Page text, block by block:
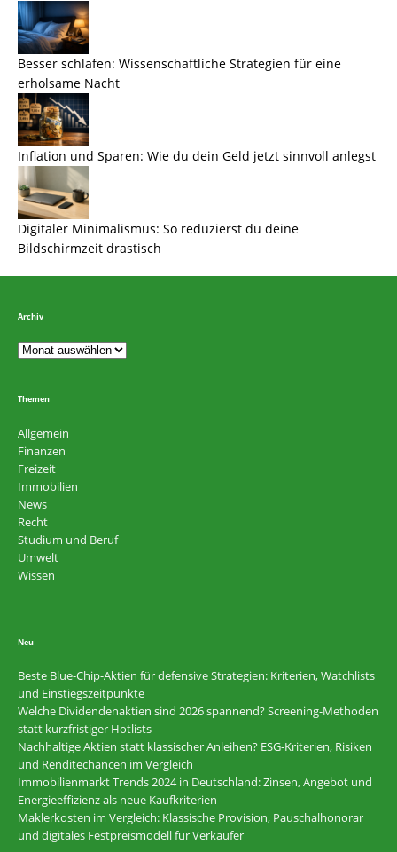
Besser schlafen: Wissenschaftliche Strategien für eine
erholsame Nacht
Inflation und Sparen: Wie du dein Geld jetzt sinnvoll anlegst
Digitaler Minimalismus: So reduzierst du deine
Bildschirmzeit drastisch
Archiv
Themen
Allgemein
Finanzen
Freizeit
Immobilien
News
Recht
Studium und Beruf
Umwelt
Wissen
Neu
Beste Blue-Chip-Aktien für defensive Strategien: Kriterien, Watchlists
und Einstiegszeitpunkte
Welche Dividendenaktien sind 2026 spannend? Screening-Methoden
statt kurzfristiger Hotlists
Nachhaltige Aktien statt klassischer Anleihen? ESG-Kriterien, Risiken
und Renditechancen im Vergleich
Immobilienmarkt Trends 2024 in Deutschland: Zinsen, Angebot und
Energieeffizienz als neue Kaufkriterien
Maklerkosten im Vergleich: Klassische Provision, Pauschalhonorar
und digitales Festpreismodell für Verkäufer